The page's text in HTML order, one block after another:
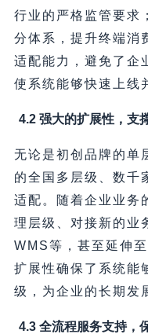
行业的严格监管要求
分体系，提升终端消
适配能力，避免了企
使系统能够快速上线
4.2 强大的扩展性，支
无论是初创品牌的单
的全国多层级、数千
适配。随着企业业务
理层级、对接新的业
WMS等，甚至延伸
扩展性确保了系统能
级，为企业的长期发
4.3 全流程服务支持，